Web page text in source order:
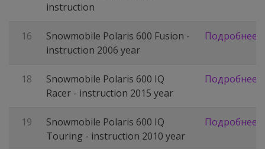
instruction
16
Snowmobile Polaris 600 Fusion -
instruction 2006 year
Подробнее
18
Snowmobile Polaris 600 IQ
Racer - instruction 2015 year
Подробнее
19
Snowmobile Polaris 600 IQ
Touring - instruction 2010 year
Подробнее